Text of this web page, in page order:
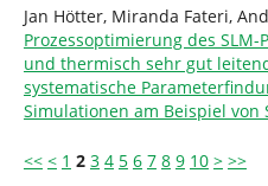
Jan Hötter, Miranda Fateri,
Prozessoptimierung des
und thermisch sehr gut
systematische
Simulationen am Beispiel von
<< < 1 2 3 4 5 6 7 8 9 10 > >>